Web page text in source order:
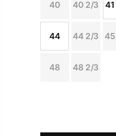
40 40 2/3
44 44 2/3 45
48 48 2/3